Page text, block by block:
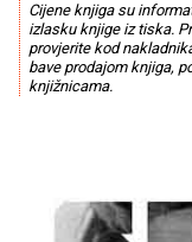
Cijene knjiga su
izlasku knjige iz tiska.
provjerite kod
bave prodajom knjiga,
knjižnicama.